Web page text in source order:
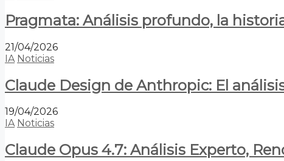
Pragmata: Análisis profundo, la
21/04/2026
IA Noticias
Claude Design de Anthropic: El
19/04/2026
IA Noticias
Claude Opus 4.7: Análisis Experto,